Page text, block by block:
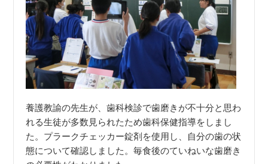
養護教諭の先生が、歯科検診で歯磨きが不十分と思わ
れる生徒が多数見られたため歯科保健指導をしまし
た。プラークチェッカー錠剤を使用し、自分の歯の状
態について確認しました。毎食後のていねいな歯磨き